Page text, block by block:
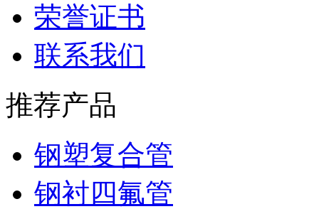
荣誉证书
联系我们
推荐产品
钢塑复合管
钢衬四氟管